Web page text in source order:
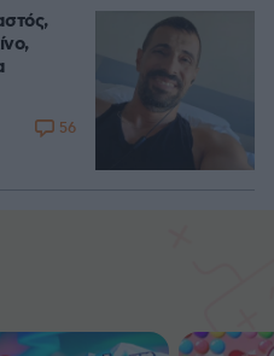
56